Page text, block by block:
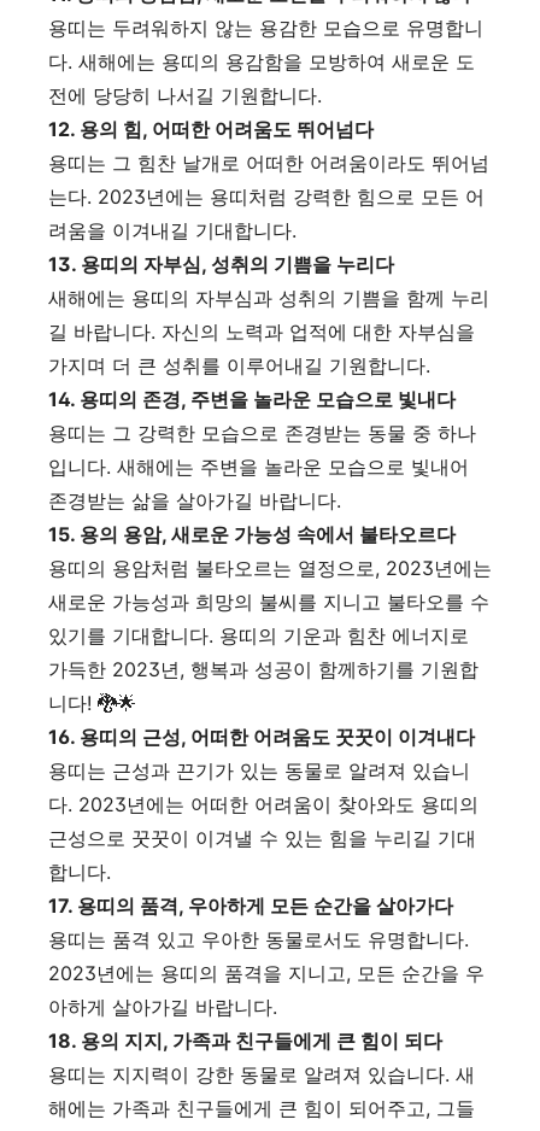
용띠는 두려워하지 않는 용감한 모습으로 유명합니
다. 새해에는 용띠의 용감함을 모방하여 새로운 도
전에 당당히 나서길 기원합니다.
12. 용의 힘, 어떠한 어려움도 뛰어넘다
용띠는 그 힘찬 날개로 어떠한 어려움이라도 뛰어넘
는다. 2023년에는 용띠처럼 강력한 힘으로 모든 어
려움을 이겨내길 기대합니다.
13. 용띠의 자부심, 성취의 기쁨을 누리다
새해에는 용띠의 자부심과 성취의 기쁨을 함께 누리
길 바랍니다. 자신의 노력과 업적에 대한 자부심을
가지며 더 큰 성취를 이루어내길 기원합니다.
14. 용띠의 존경, 주변을 놀라운 모습으로 빛내다
용띠는 그 강력한 모습으로 존경받는 동물 중 하나
입니다. 새해에는 주변을 놀라운 모습으로 빛내어
존경받는 삶을 살아가길 바랍니다.
15. 용의 용암, 새로운 가능성 속에서 불타오르다
용띠의 용암처럼 불타오르는 열정으로, 2023년에는
새로운 가능성과 희망의 불씨를 지니고 불타오를 수
있기를 기대합니다. 용띠의 기운과 힘찬 에너지로
가득한 2023년, 행복과 성공이 함께하기를 기원합
니다! 🐉🌟
16. 용띠의 근성, 어떠한 어려움도 꿋꿋이 이겨내다
용띠는 근성과 끈기가 있는 동물로 알려져 있습니
다. 2023년에는 어떠한 어려움이 찾아와도 용띠의
근성으로 꿋꿋이 이겨낼 수 있는 힘을 누리길 기대
합니다.
17. 용띠의 품격, 우아하게 모든 순간을 살아가다
용띠는 품격 있고 우아한 동물로서도 유명합니다.
2023년에는 용띠의 품격을 지니고, 모든 순간을 우
아하게 살아가길 바랍니다.
18. 용의 지지, 가족과 친구들에게 큰 힘이 되다
용띠는 지지력이 강한 동물로 알려져 있습니다. 새
해에는 가족과 친구들에게 큰 힘이 되어주고, 그들